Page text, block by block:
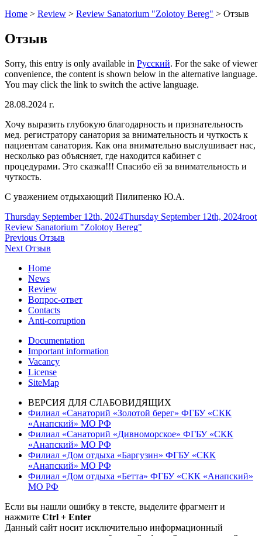
Home > Review > Review Sanatorium "Zolotoy Bereg" > Отзыв
Отзыв
Sorry, this entry is only available in Русский. For the sake of viewer
convenience, the content is shown below in the alternative language.
You may click the link to switch the active language.
28.08.2024 г.
Хочу выразить глубокую благодарность и признательность
мед. регистратору санатория за внимательность и чуткость к
пациентам санатория. Как она внимательно выслушивает нас,
несколько раз объясняет, где находится кабинет с
процедурами. Это сказка!!! Спасибо ей за внимательность и
чуткость.
С уважением отдыхающий Пилипенко Ю.А.
Posted
on
Thursday September 12th, 2024Thursday September 12th, 2024root
Review Sanatorium "Zolotoy Bereg"
Post
navigation
Previous Previous
post:
Отзыв
Next Next
Отзыв
Home
News
Review
Вопрос-ответ
Contacts
Anti-corruption
Documentation
Important information
Vacancy
License
SiteMap
ВЕРСИЯ ДЛЯ СЛАБОВИДЯЩИХ
Филиал «Санаторий «Золотой берег» ФГБУ «СКК
«Анапский» МО РФ
Филиал «Санаторий «Дивноморское» ФГБУ «СКК
«Анапский» МО РФ
Филиал «Дом отдыха «Баргузин» ФГБУ «СКК
«Анапский» МО РФ
Филиал «Дом отдыха «Бетта» ФГБУ «СКК «Анапский»
МО РФ
Если вы нашли ошибку в тексте, выделите фрагмент и
нажмите Ctrl + Enter
Данный сайт носит исключительно информационный